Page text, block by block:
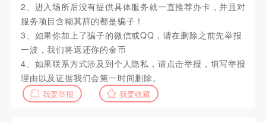
2、进入场所后没有提供具体服务就一直推荐办卡，并且对
服务项目含糊其辞的都是骗子！
3、如果你加上了骗子的微信或QQ，请在删除之前先举报
一波，我们将返还你的金币
4、如果联系方式涉及到个人隐私，请点击举报，填写举报
理由以及证据我们会第一时间删除。
我要举报 我要收藏